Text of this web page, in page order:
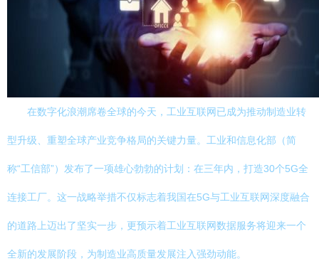
在数字化浪潮席卷全球的今天，工业互联网已成为推动制造业转
型升级、重塑全球产业竞争格局的关键力量。工业和信息化部（简
称“工信部”）发布了一项雄心勃勃的计划：在三年内，打造30个5G全
连接工厂。这一战略举措不仅标志着我国在5G与工业互联网深度融合
的道路上迈出了坚实一步，更预示着工业互联网数据服务将迎来一个
全新的发展阶段，为制造业高质量发展注入强劲动能。